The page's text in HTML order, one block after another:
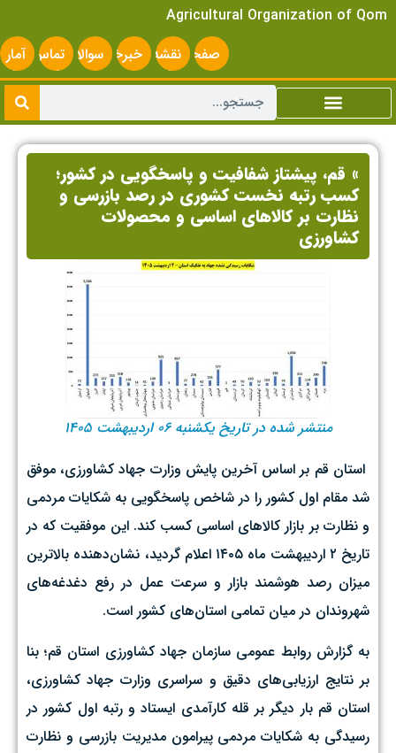
Agricultural Organization of Qom
صفحه
اصلی
نقشه
سایت
خبرخوانسوالات
متداول
تماس
با ما
آمار
» قم، پیشتاز شفافیت و پاسخگویی در کشور؛
کسب رتبه نخست کشوری در رصد بازرسی و
نظارت بر کالاهای اساسی و محصولات
کشاورزی
منتشر شده در تاریخ یکشنبه ۰۶ اردیبهشت ۱۴۰۵
‌ استان قم بر اساس آخرین پایش وزارت جهاد کشاورزی، موفق
شد مقام اول کشور را در شاخص پاسخگویی به شکایات مردمی
و نظارت بر بازار کالاهای اساسی کسب کند. این موفقیت که در
تاریخ ۲ اردیبهشت ماه ۱۴۰۵ اعلام گردید، نشان‌دهنده بالاترین
میزان رصد هوشمند بازار و سرعت عمل در رفع دغدغه‌های
شهروندان در میان تمامی استان‌های کشور است. ‌
به گزارش روابط عمومی سازمان جهاد کشاورزی استان قم؛ بنا
بر نتایج ارزیابی‌های دقیق و سراسری وزارت جهاد کشاورزی،
استان قم بار دیگر بر قله کارآمدی ایستاد و رتبه اول کشور در
رسیدگی به شکایات مردمی پیرامون مدیریت بازرسی و نظارت